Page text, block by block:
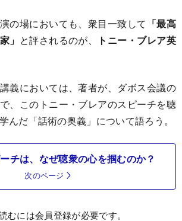
の場においても、衆目一致して 「最高
」 と評されるのが、
トニー・ブレア英
義においては、著者が、ダボス会議の
、このトニー・ブレアのスピーチを聴
んだ「話術の奥義」について語ろう。
チは、なぜ聴衆の心を掴むのか？
次のページ
むには会員登録が必要です。